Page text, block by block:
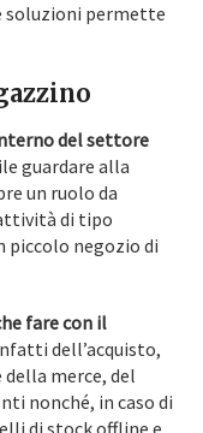
soluzioni permette
del settore
guardare alla
un ruolo da
di tipo
piccolo negozio di
fare con il
dell’acquisto,
merce, del
nonché, in caso di